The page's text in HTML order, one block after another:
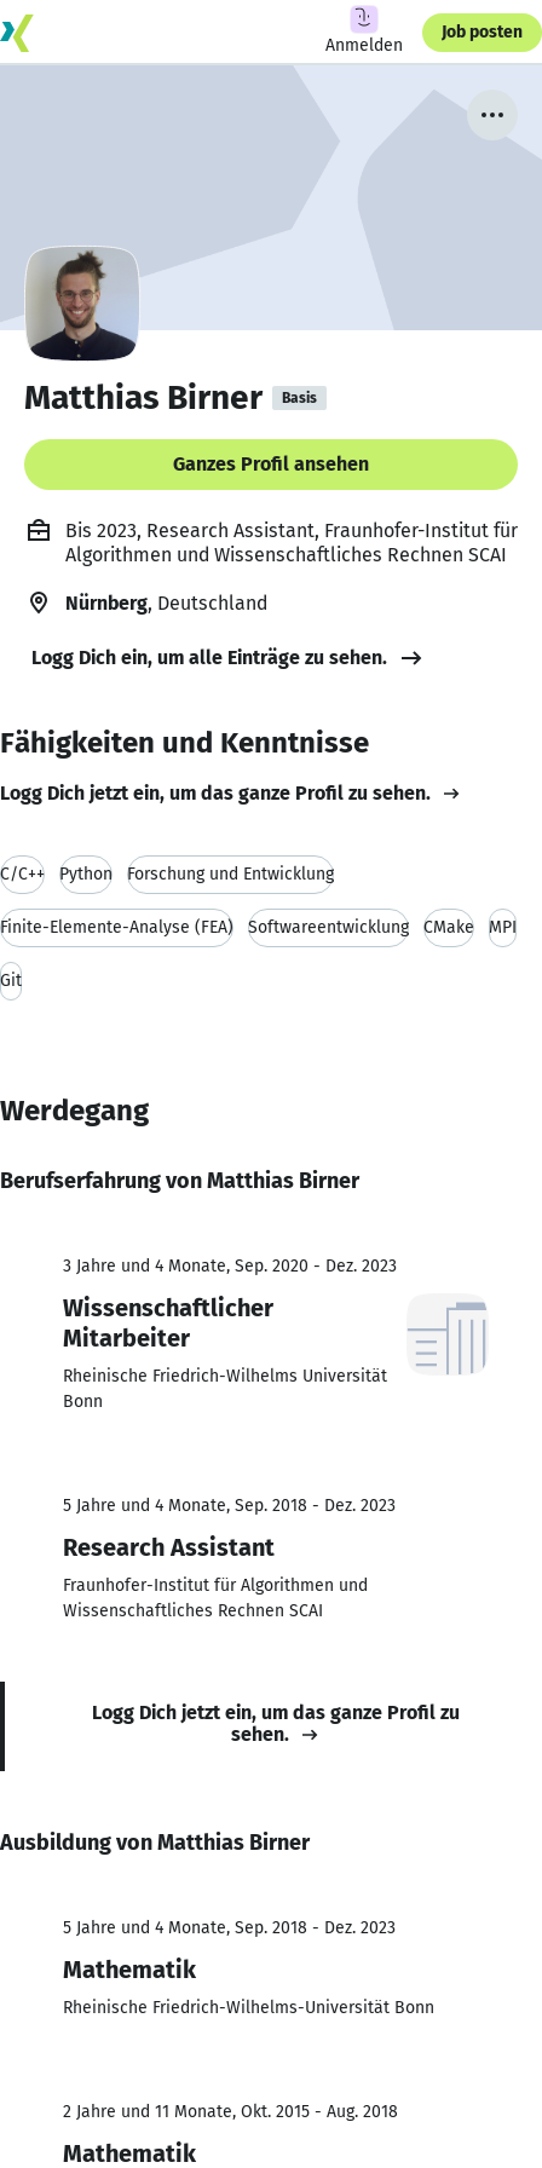
Anmelden
Job posten
Matthias Birner Basis
Ganzes Profil ansehen
Bis 2023, Research Assistant, Fraunhofer-Institut für
Algorithmen und Wissenschaftliches Rechnen SCAI
Nürnberg, Deutschland
Logg Dich ein, um alle Einträge zu sehen.
Fähigkeiten und Kenntnisse
Logg Dich jetzt ein, um das ganze Profil zu sehen.
C/C++ Python Forschung und Entwicklung
Finite-Elemente-Analyse (FEA) Softwareentwicklung CMake MPI
Git
Werdegang
Berufserfahrung von Matthias Birner
3 Jahre und 4 Monate, Sep. 2020 - Dez. 2023
Wissenschaftlicher
Mitarbeiter
Rheinische Friedrich-Wilhelms Universität
Bonn
5 Jahre und 4 Monate, Sep. 2018 - Dez. 2023
Research Assistant
Fraunhofer-Institut für Algorithmen und
Wissenschaftliches Rechnen SCAI
Logg Dich jetzt ein, um das ganze Profil zu
sehen.
Ausbildung von Matthias Birner
5 Jahre und 4 Monate, Sep. 2018 - Dez. 2023
Mathematik
Rheinische Friedrich-Wilhelms-Universität Bonn
2 Jahre und 11 Monate, Okt. 2015 - Aug. 2018
Mathematik